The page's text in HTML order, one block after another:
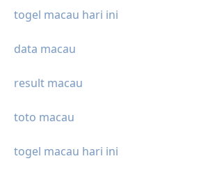
togel macau hari ini
data macau
result macau
toto macau
togel macau hari ini